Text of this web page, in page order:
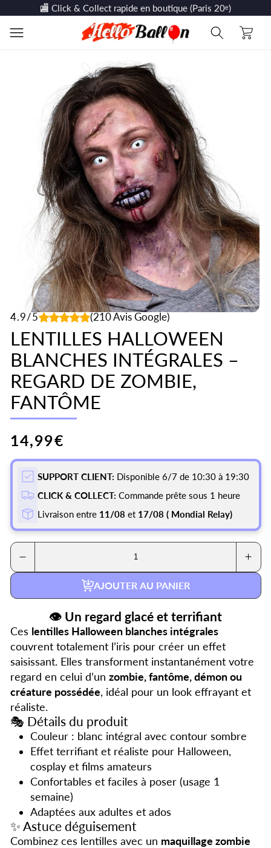
contenu
🏬 Click & Collect rapide en boutique (Paris 20ᵉ)
Panier
4.9/5 (210 Avis Google)
LENTILLES HALLOWEEN
BLANCHES INTÉGRALES –
REGARD DE ZOMBIE,
FANTÔME
Prix
habituel
14,99€
SUPPORT CLIENT: Disponible 6/7 de 10:30 à 19:30
CLICK & COLLECT:Commande prête sous 1 heure
Livraison entre 11/08 et 17/08 ( Mondial Relay)
Réduire
la
Lentilles
Blanches
–
de
Zombie,
la
AJOUTER AU PANIER
👁️ Un regard glacé et terrifiant
Ces lentilles Halloween blanches intégrales
couvrent totalement l’iris pour créer un effet
saisissant. Elles transforment instantanément votre
regard en celui d’un zombie, fantôme, démon ou
créature possédée, idéal pour un look effrayant et
réaliste.
🎭 Détails du produit
Couleur : blanc intégral avec contour sombre
Effet terrifiant et réaliste pour Halloween,
cosplay et films amateurs
Confortables et faciles à poser (usage 1
semaine)
Adaptées aux adultes et ados
✨ Astuce déguisement
Combinez ces lentilles avec un maquillage zombie